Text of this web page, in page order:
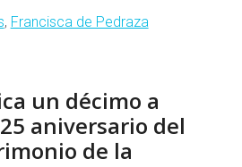
, Francisca de Pedraza
un décimo a
aniversario del
de la